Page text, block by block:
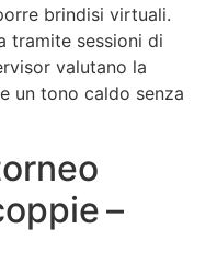
brindisi virtuali.
tramite sessioni di
valutano la
un tono caldo senza
–